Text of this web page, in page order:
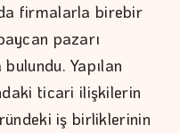
firmalarla birebir
pazarı
Yapılan
ticari ilişkilerin
iş birliklerinin